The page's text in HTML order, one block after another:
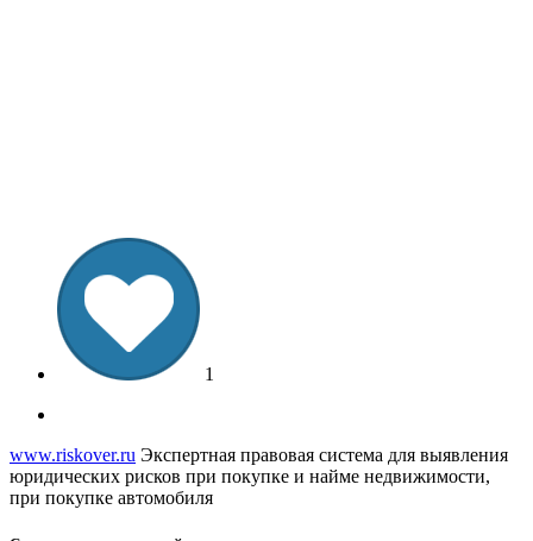
1
www.riskover.ru Экспертная правовая система для выявления
юридических рисков при покупке и найме недвижимости,
при покупке автомобиля